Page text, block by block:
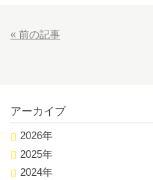
« 前の記事
アーカイブ
2026年
2025年
2024年